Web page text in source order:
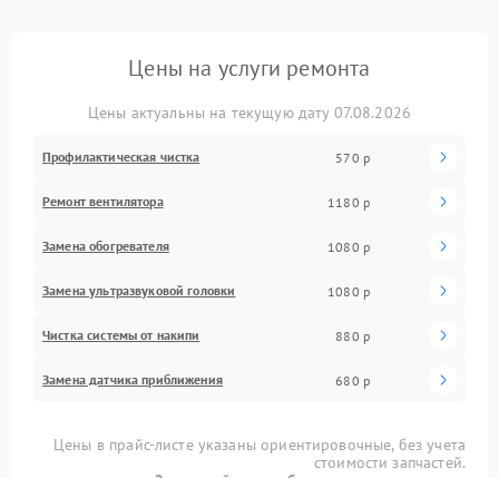
Цены на услуги ремонта
Цены актуальны на текущую дату 07.08.2026
Профилактическая чистка 570 р
Ремонт вентилятора 1180 р
Замена обогревателя 1080 р
Замена ультразвуковой головки 1080 р
Чистка системы от накипи 880 р
Замена датчика приближения 680 р
Цены в прайс-листе указаны ориентировочные, без учета
стоимости запчастей.